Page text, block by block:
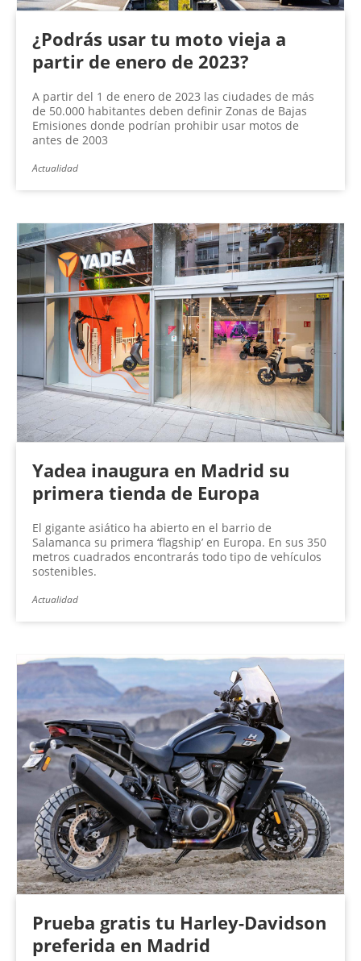
¿Podrás usar tu moto vieja a
partir de enero de 2023?
A partir del 1 de enero de 2023 las ciudades de más
de 50.000 habitantes deben definir Zonas de Bajas
Emisiones donde podrían prohibir usar motos de
antes de 2003
Actualidad
Yadea inaugura en Madrid su
primera tienda de Europa
El gigante asiático ha abierto en el barrio de
Salamanca su primera ‘flagship’ en Europa. En sus 350
metros cuadrados encontrarás todo tipo de vehículos
sostenibles.
Actualidad
Prueba gratis tu Harley-Davidson
preferida en Madrid